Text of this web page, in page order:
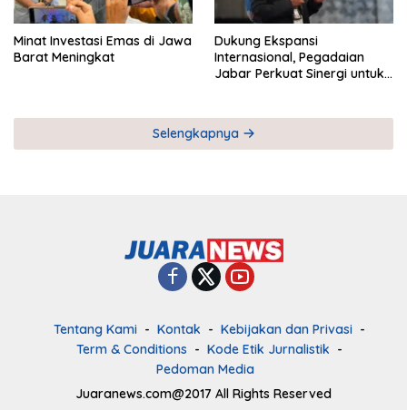
Minat Investasi Emas di Jawa
Barat Meningkat
Dukung Ekspansi
Internasional, Pegadaian
Jabar Perkuat Sinergi untuk
Selengkapnya
Tentang Kami Kontak
Kebijakan dan Privasi
Term & Conditions
Kode Etik Jurnalistik
Pedoman Media
Juaranews.com@2017 All Rights Reserved